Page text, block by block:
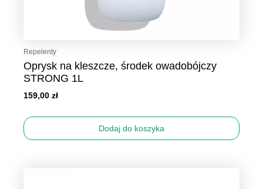
Repelenty
Oprysk na kleszcze, środek owadobójczy
STRONG 1L
159,00zł
Dodaj do koszyka